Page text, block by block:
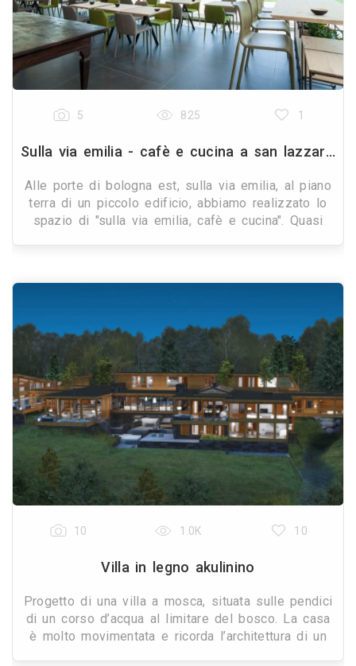
5 825 1
Sulla via emilia - cafè e cucina a san lazzaro (bologna)
Alle porte di bologna est, sulla via emilia, al piano
terra di un piccolo edificio, abbiamo realizzato lo
spazio di "sulla via emilia, cafè e cucina". Quasi
10 1.0K 10
Villa in legno akulinino
Progetto di una villa a mosca, situata sulle pendici
di un corso d’acqua al limitare del bosco. La casa
è molto movimentata e ricorda l’architettura di un